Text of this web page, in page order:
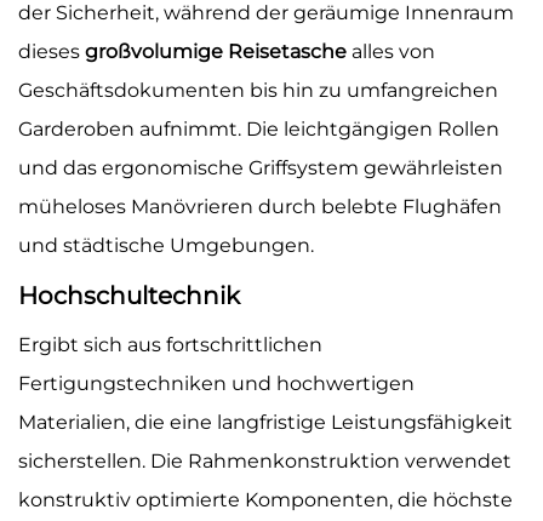
der Sicherheit, während der geräumige Innenraum
dieses großvolumige Reisetasche alles von
Geschäftsdokumenten bis hin zu umfangreichen
Garderoben aufnimmt. Die leichtgängigen Rollen
und das ergonomische Griffsystem gewährleisten
müheloses Manövrieren durch belebte Flughäfen
und städtische Umgebungen.
Hochschultechnik
Ergibt sich aus fortschrittlichen
Fertigungstechniken und hochwertigen
Materialien, die eine langfristige Leistungsfähigkeit
sicherstellen. Die Rahmenkonstruktion verwendet
konstruktiv optimierte Komponenten, die höchste